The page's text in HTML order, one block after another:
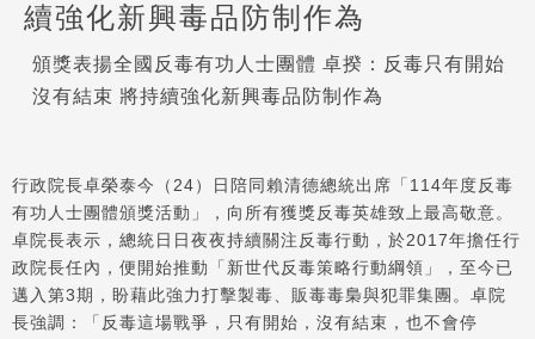
續強化新興毒品防制作為
頒獎表揚全國反毒有功人士團體 卓揆：反毒只有開始
沒有結束 將持續強化新興毒品防制作為
行政院長卓榮泰今（24）日陪同賴清德總統出席「114年度反毒
有功人士團體頒獎活動」，向所有獲獎反毒英雄致上最高敬意。
卓院長表示，總統日日夜夜持續關注反毒行動，於2017年擔任行
政院長任內，便開始推動「新世代反毒策略行動綱領」，至今已
邁入第3期，盼藉此強力打擊製毒、販毒毒梟與犯罪集團。卓院
長強調：「反毒這場戰爭，只有開始，沒有結束，也不會停